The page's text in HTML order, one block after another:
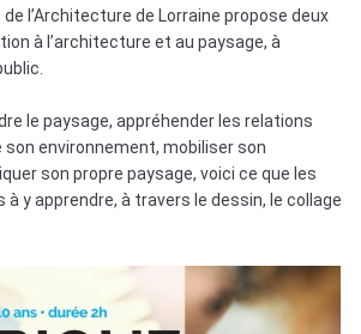
l’Architecture de Lorraine propose deux
à l’architecture et au paysage, à
le paysage, appréhender les relations
environnement, mobiliser son
son propre paysage, voici ce que les
y apprendre, à travers le dessin, le collage